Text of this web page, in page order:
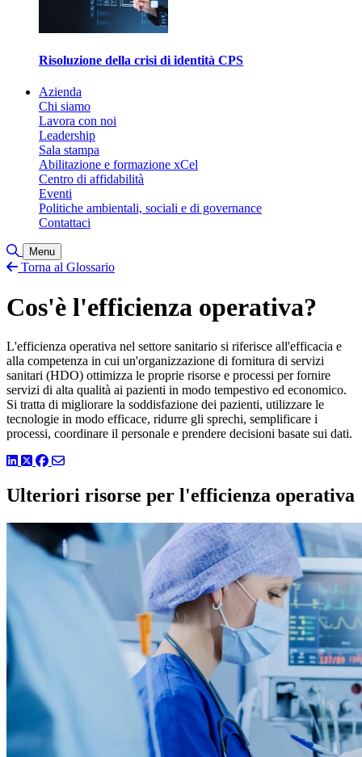
Risoluzione della crisi di identità CPS
Azienda
Chi siamo
Lavora con noi
Leadership
Sala stampa
Abilitazione e formazione xCel
Centro di affidabilità
Eventi
Politiche ambientali, sociali e di governance
Contattaci
Attiva/disattiva ricerca
Menu
Torna al Glossario
Cos'è l'efficienza operativa?
L'efficienza operativa nel settore sanitario si riferisce all'efficacia e
alla competenza in cui un'organizzazione di fornitura di servizi
sanitari (HDO) ottimizza le proprie risorse e processi per fornire
servizi di alta qualità ai pazienti in modo tempestivo ed economico.
Si tratta di migliorare la soddisfazione dei pazienti, utilizzare le
tecnologie in modo efficace, ridurre gli sprechi, semplificare i
processi, coordinare il personale e prendere decisioni basate sui dati.
LinkedIn
TwitterFacebook
Ulteriori risorse per l'efficienza operativa